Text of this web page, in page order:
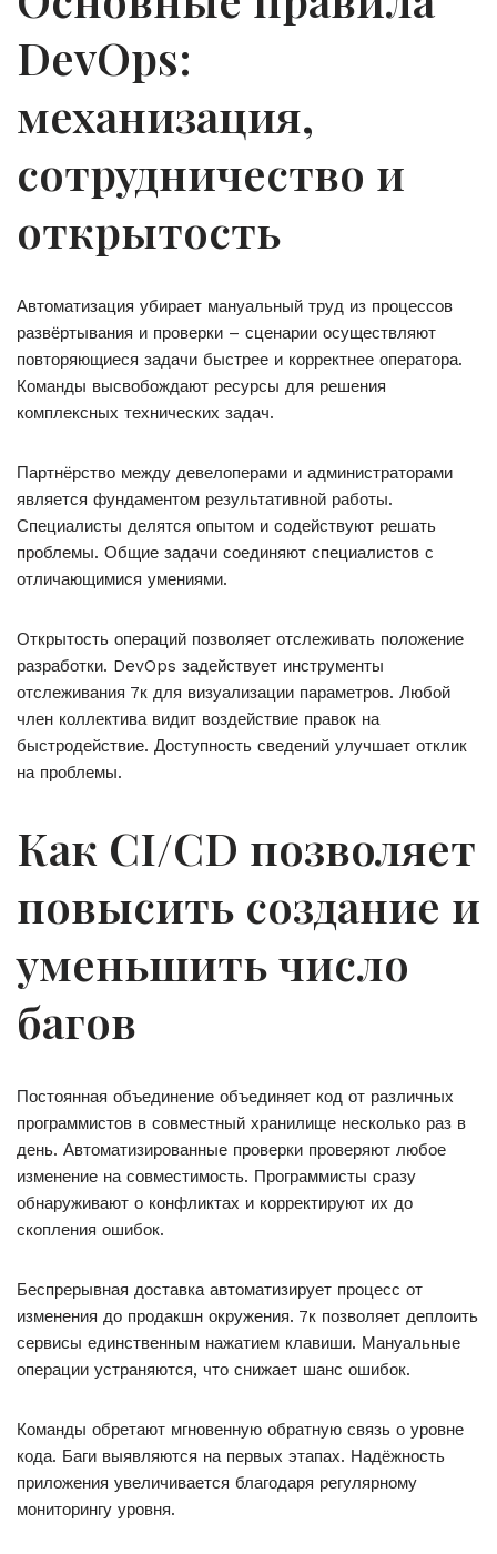
DevOps:
механизация,
сотрудничество и
открытость
Автоматизация убирает мануальный труд из процессов
развёртывания и проверки – сценарии осуществляют
повторяющиеся задачи быстрее и корректнее оператора.
Команды высвобождают ресурсы для решения
комплексных технических задач.
Партнёрство между девелоперами и администраторами
является фундаментом результативной работы.
Специалисты делятся опытом и содействуют решать
проблемы. Общие задачи соединяют специалистов с
отличающимися умениями.
Открытость операций позволяет отслеживать положение
разработки. DevOps задействует инструменты
отслеживания 7к для визуализации параметров. Любой
член коллектива видит воздействие правок на
быстродействие. Доступность сведений улучшает отклик
на проблемы.
Как CI/CD позволяет
повысить создание и
уменьшить число
багов
Постоянная объединение объединяет код от различных
программистов в совместный хранилище несколько раз в
день. Автоматизированные проверки проверяют любое
изменение на совместимость. Программисты сразу
обнаруживают о конфликтах и корректируют их до
скопления ошибок.
Беспрерывная доставка автоматизирует процесс от
изменения до продакшн окружения. 7к позволяет деплоить
сервисы единственным нажатием клавиши. Мануальные
операции устраняются, что снижает шанс ошибок.
Команды обретают мгновенную обратную связь о уровне
кода. Баги выявляются на первых этапах. Надёжность
приложения увеличивается благодаря регулярному
мониторингу уровня.